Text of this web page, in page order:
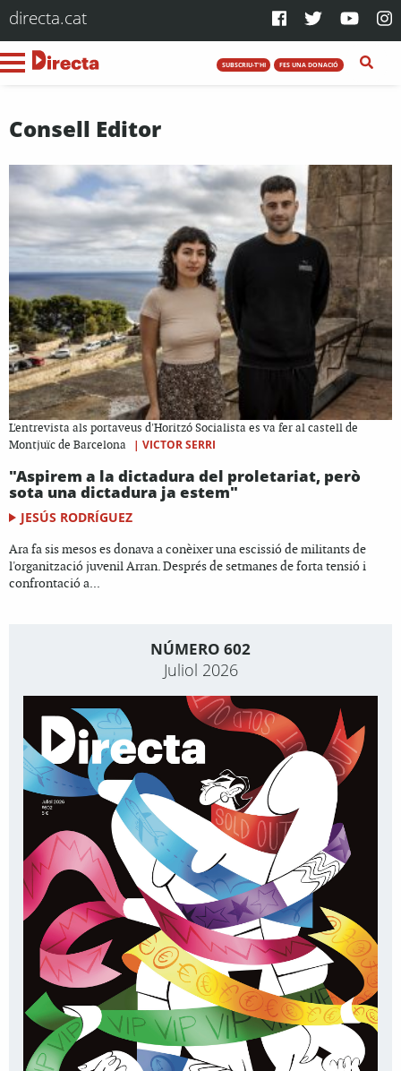
directa.cat
SUBSCRIU-T'HI FES UNA DONACIÓ
Consell Editor
L'entrevista als portaveus d'Horitzó Socialista es va fer al castell de
Montjuïc de Barcelona
| VICTOR SERRI
"Aspirem a la dictadura del proletariat, però
sota una dictadura ja estem"
JESÚS RODRÍGUEZ
Ara fa sis mesos es donava a conèixer una escissió de militants de
l'organització juvenil Arran. Després de setmanes de forta tensió i
confrontació a...
NÚMERO 602
Juliol 2026